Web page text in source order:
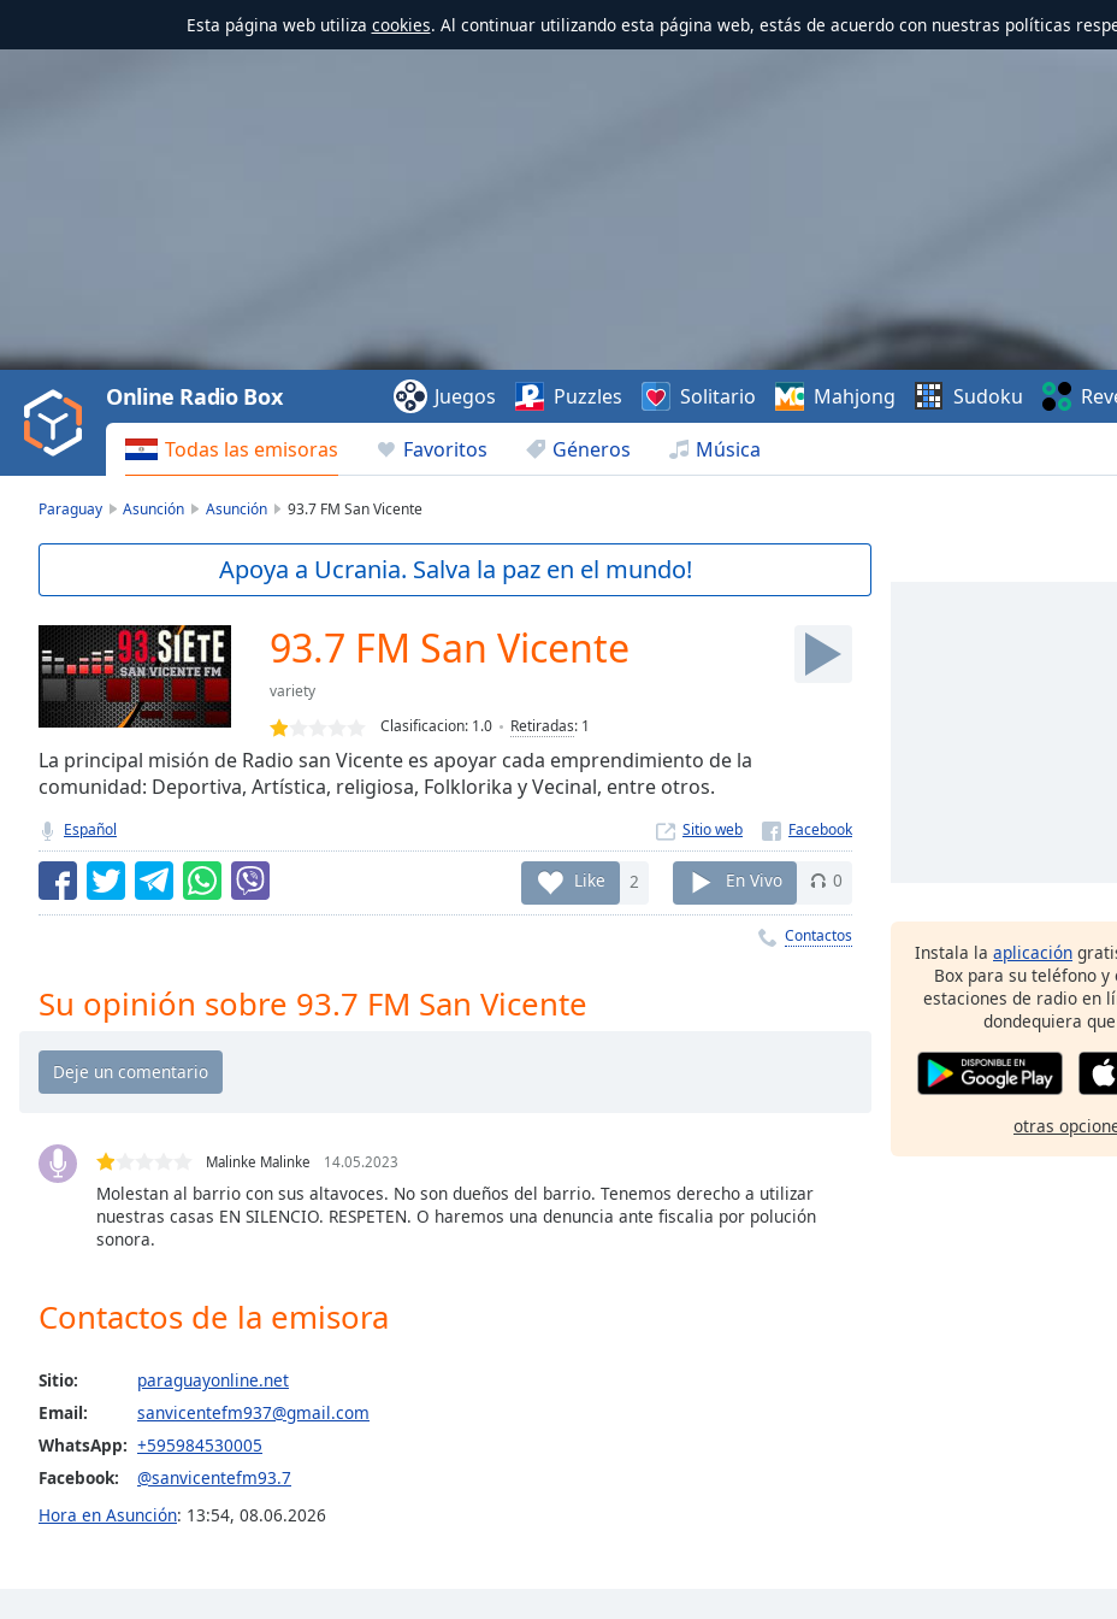
Esta página web utiliza cookies. Al continuar utilizando esta página web, estás de acuerdo con nuestras políticas
Play
Video
Play
Backward
Skip
Current
Duration-:-
Loaded:
0.00%
Stream
TypeLIVE
Seek to
currently
behind
LIVE
Remaining
Time-
Playback
Chapters
Descriptions
descriptions
Subtitles
subtitles
opens
subtitles
settings
subtitles
Todas las emisoras Favoritos Géneros Música
Online Radio Box Juegos Puzzles Solitario Mahjong Sudoku
Paraguay Asunción Asunción 93.7 FM San Vicente
Apoya a Ucrania. Salva la paz en el mundo!
93.7 FM San Vicente
variety
Clasificacion: 1.0 Retiradas: 1
La principal misión de Radio san Vicente es apoyar cada emprendimiento de la
comunidad: Deportiva, Artística, religiosa, Folklorika y Vecinal, entre otros.
Español Sitio web
Like 2 En Vivo 0
Contactos
Su opinión sobre 93.7 FM San Vicente
Malinke Malinke 14.05.2023
Molestan al barrio con sus altavoces. No son dueños del barrio. Tenemos derecho a utilizar
nuestras casas EN SILENCIO. RESPETEN. O haremos una denuncia ante fiscalia por polución
sonora.
Contactos de la emisora
Sitio:
paraguayonline.net
Email:
sanvicentefm937@gmail.com
WhatsApp: +595984530005
Facebook:
@sanvicentefm93.7
Hora en Asunción: 13:54, 08.06.2026
Instala la aplicación
Box para su teléfono y
estaciones de radio en
dondequiera
otras